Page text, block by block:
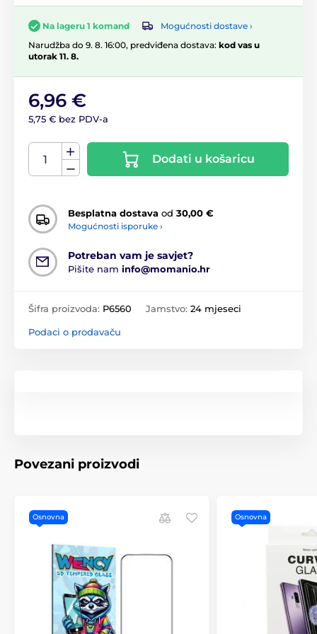
Na lageru 1 komand
Mogućnosti dostave ›
Narudžba do 9. 8. 16:00, predviđena dostava: kod vas u
utorak 11. 8.
6,96 €
5,75 € bez PDV-a
Dodati u košaricu
Besplatna dostava od 30,00 €
Mogućnosti isporuke ›
Potreban vam je savjet?
Pišite nam info@momanio.hr
Šifra proizvoda: P6560 Jamstvo: 24 mjeseci
Podaci o prodavaču
Povezani proizvodi
Osnovna Osnovna